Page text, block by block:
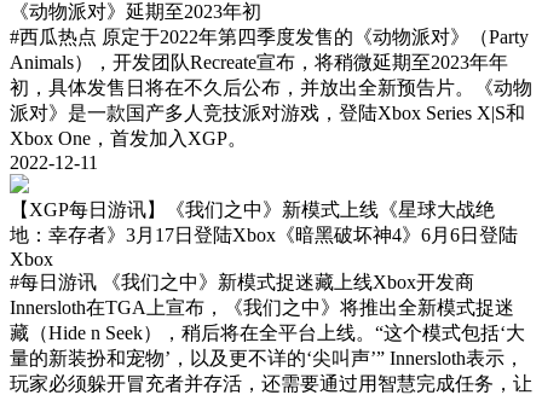
《动物派对》延期至2023年初
#西瓜热点 原定于2022年第四季度发售的《动物派对》（Party
Animals），开发团队Recreate宣布，将稍微延期至2023年年
初，具体发售日将在不久后公布，并放出全新预告片。《动物
派对》是一款国产多人竞技派对游戏，登陆Xbox Series X|S和
Xbox One，首发加入XGP。
2022-12-11
【XGP每日游讯】《我们之中》新模式上线《星球大战绝
地：幸存者》3月17日登陆Xbox《暗黑破坏神4》6月6日登陆
Xbox
#每日游讯
《我们之中》新模式捉迷藏上线Xbox开发商
Innersloth在TGA上宣布，《我们之中》将推出全新模式捉迷
藏（Hide n Seek），稍后将在全平台上线。“这个模式包括‘大
量的新装扮和宠物’，以及更不详的‘尖叫声’” Innersloth表示，
玩家必须躲开冒充者并存活，还需要通过用智慧完成任务，让